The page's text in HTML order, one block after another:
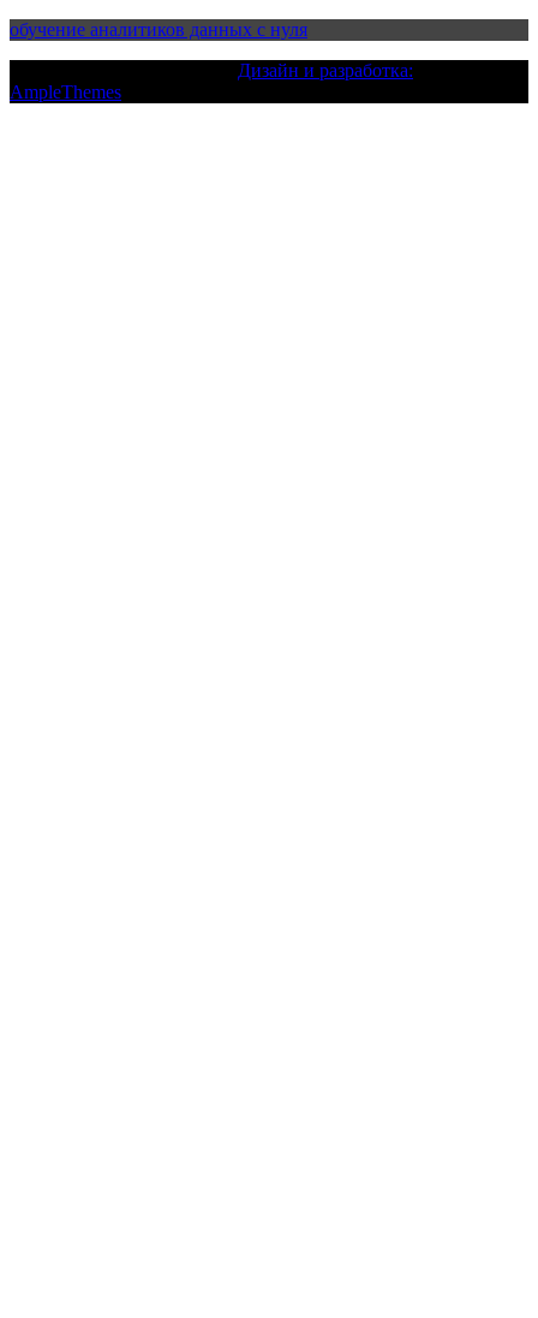
обучение аналитиков данных с нуля
Дизайн и разработка:
AmpleThemes